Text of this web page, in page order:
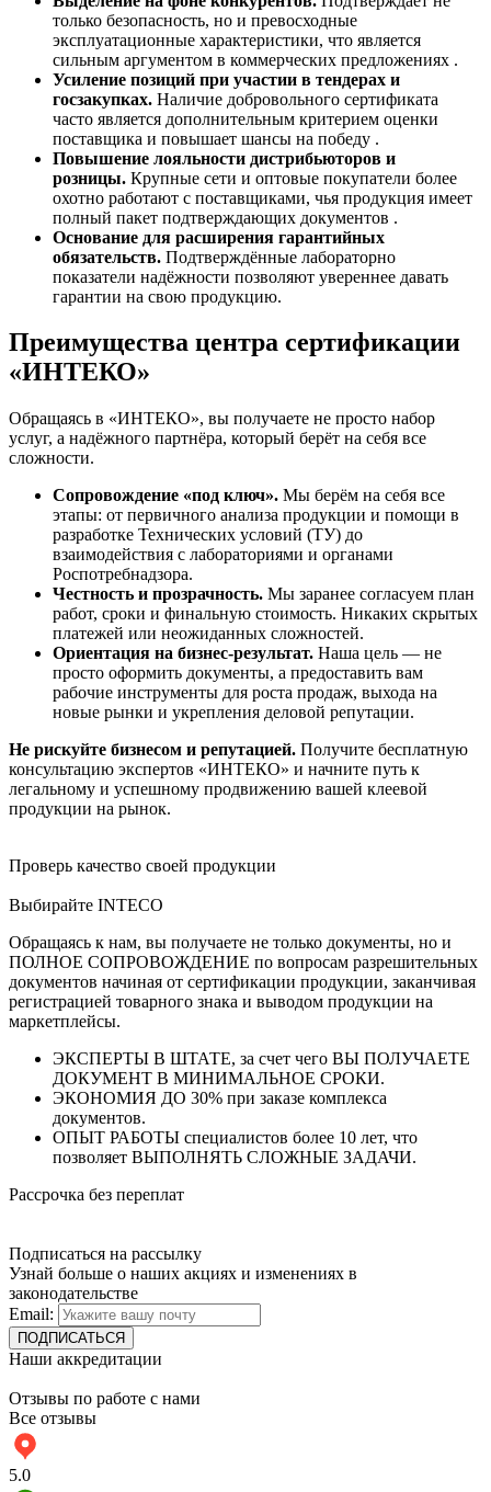
только безопасность, но и превосходные
эксплуатационные характеристики, что является
сильным аргументом в коммерческих предложениях .
Усиление позиций при участии в тендерах и
госзакупках. Наличие добровольного сертификата
часто является дополнительным критерием оценки
поставщика и повышает шансы на победу .
Повышение лояльности дистрибьюторов и
розницы. Крупные сети и оптовые покупатели более
охотно работают с поставщиками, чья продукция имеет
полный пакет подтверждающих документов .
Основание для расширения гарантийных
обязательств. Подтверждённые лабораторно
показатели надёжности позволяют увереннее давать
гарантии на свою продукцию.
Преимущества центра сертификации
«ИНТЕКО»
Обращаясь в «ИНТЕКО», вы получаете не просто набор
услуг, а надёжного партнёра, который берёт на себя все
сложности.
Сопровождение «под ключ». Мы берём на себя все
этапы: от первичного анализа продукции и помощи в
разработке Технических условий (ТУ) до
взаимодействия с лабораториями и органами
Роспотребнадзора.
Честность и прозрачность. Мы заранее согласуем план
работ, сроки и финальную стоимость. Никаких скрытых
платежей или неожиданных сложностей.
Ориентация на бизнес-результат. Наша цель — не
просто оформить документы, а предоставить вам
рабочие инструменты для роста продаж, выхода на
новые рынки и укрепления деловой репутации.
Не рискуйте бизнесом и репутацией. Получите бесплатную
консультацию экспертов «ИНТЕКО» и начните путь к
легальному и успешному продвижению вашей клеевой
продукции на рынок.
Проверь качество своей продукции
Выбирайте INTECO
Обращаясь к нам, вы получаете не только документы, но и
ПОЛНОЕ СОПРОВОЖДЕНИЕ по вопросам разрешительных
документов начиная от сертификации продукции, заканчивая
регистрацией товарного знака и выводом продукции на
маркетплейсы.
ЭКСПЕРТЫ В ШТАТЕ, за счет чего ВЫ ПОЛУЧАЕТЕ
ДОКУМЕНТ В МИНИМАЛЬНОЕ СРОКИ.
ЭКОНОМИЯ ДО 30% при заказе комплекса
документов.
ОПЫТ РАБОТЫ специалистов более 10 лет, что
позволяет ВЫПОЛНЯТЬ СЛОЖНЫЕ ЗАДАЧИ.
Рассрочка без переплат
Подписаться на рассылку
Узнай больше о наших акциях и изменениях в
законодательстве
Email:
Наши аккредитации
Отзывы по работе с нами
Все отзывы
5.0